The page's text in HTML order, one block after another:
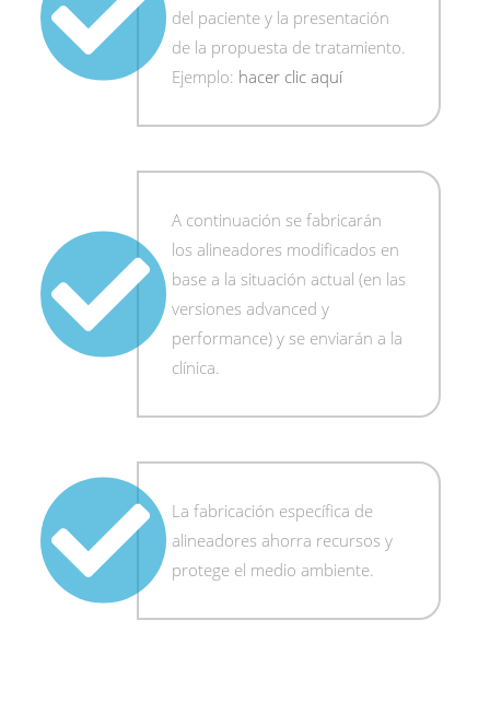
del paciente y la presentación
de la propuesta de tratamiento.
Ejemplo: hacer clic aquí
A continuación se fabricarán
los alineadores modificados en
base a la situación actual (en las
versiones advanced y
performance) y se enviarán a la
clínica.
La fabricación específica de
alineadores ahorra recursos y
protege el medio ambiente.